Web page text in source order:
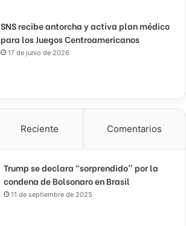
SNS recibe antorcha y activa plan médico
para los Juegos Centroamericanos
17 de junio de 2026
Reciente Comentarios
Trump se declara “sorprendido” por la
condena de Bolsonaro en Brasil
11 de septiembre de 2025